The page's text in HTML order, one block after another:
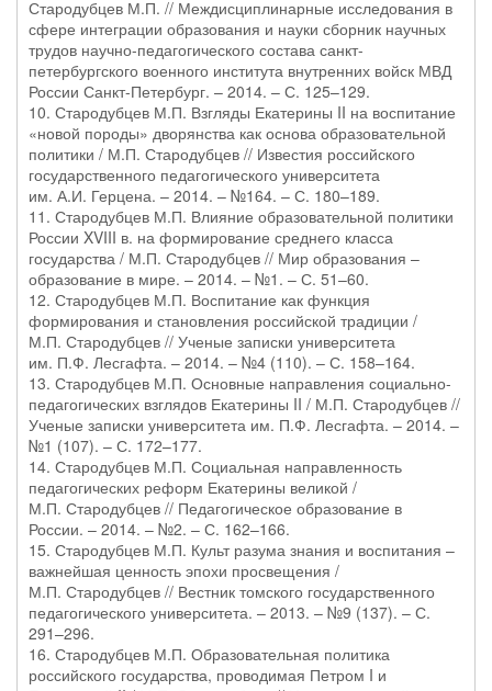
Стародубцев М.П. // Междисциплинарные исследования в
сфере интеграции образования и науки сборник научных
трудов научно-педагогического состава санкт-
петербургского военного института внутренних войск МВД
России Санкт-Петербург. – 2014. – С. 125–129.
10. Стародубцев М.П. Взгляды Екатерины II на воспитание
«новой породы» дворянства как основа образовательной
политики / М.П. Стародубцев // Известия российского
государственного педагогического университета
им. А.И. Герцена. – 2014. – №164. – С. 180–189.
11. Стародубцев М.П. Влияние образовательной политики
России XVIII в. на формирование среднего класса
государства / М.П. Стародубцев // Мир образования –
образование в мире. – 2014. – №1. – С. 51–60.
12. Стародубцев М.П. Воспитание как функция
формирования и становления российской традиции /
М.П. Стародубцев // Ученые записки университета
им. П.Ф. Лесгафта. – 2014. – №4 (110). – С. 158–164.
13. Стародубцев М.П. Основные направления социально-
педагогических взглядов Екатерины II / М.П. Стародубцев //
Ученые записки университета им. П.Ф. Лесгафта. – 2014. –
№1 (107). – С. 172–177.
14. Стародубцев М.П. Социальная направленность
педагогических реформ Екатерины великой /
М.П. Стародубцев // Педагогическое образование в
России. – 2014. – №2. – С. 162–166.
15. Стародубцев М.П. Культ разума знания и воспитания –
важнейшая ценность эпохи просвещения /
М.П. Стародубцев // Вестник томского государственного
педагогического университета. – 2013. – №9 (137). – С.
291–296.
16. Стародубцев М.П. Образовательная политика
российского государства, проводимая Петром I и